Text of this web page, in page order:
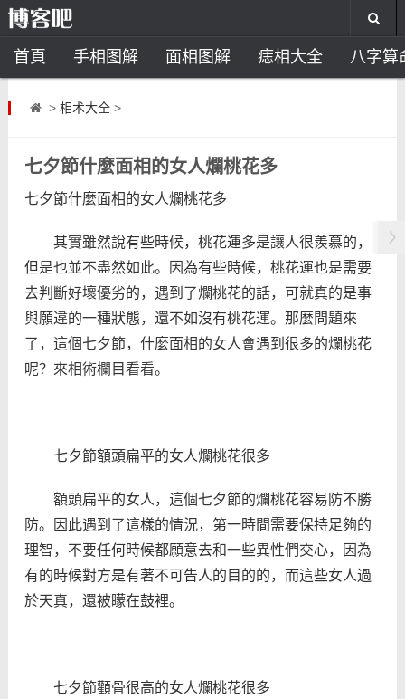
首頁 手相图解 面相图解 痣相大全 八字算
风水开运 助运饰品
> 相术大全>
七夕節什麼面相的女人爛桃花多
七夕節什麼面相的女人爛桃花多
其實雖然說有些時候，桃花運多是讓人很羨慕的，
但是也並不盡然如此。因為有些時候，桃花運也是需要
去判斷好壞優劣的，遇到了爛桃花的話，可就真的是事
與願違的一種狀態，還不如沒有桃花運。那麼問題來
了，這個七夕節，什麼面相的女人會遇到很多的爛桃花
呢？來相術欄目看看。
七夕節額頭扁平的女人爛桃花很多
額頭扁平的女人，這個七夕節的爛桃花容易防不勝
防。因此遇到了這樣的情況，第一時間需要保持足夠的
理智，不要任何時候都願意去和一些異性們交心，因為
有的時候對方是有著不可告人的目的的，而這些女人過
於天真，還被矇在鼓裡。
七夕節顴骨很高的女人爛桃花很多